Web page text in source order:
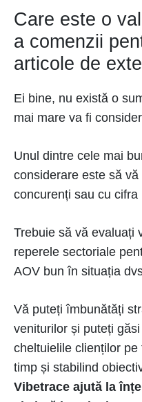
Care este o
a comenzii
articole de
Ei bine, nu există o
mai mare va fi
Unul dintre cele mai
considerare este să
concurenți sau cu
Trebuie să vă evaluați
reperele sectoriale
AOV bun în situația
Vă puteți îmbunătăți
veniturilor și puteți
cheltuielile clienților
timp și stabilind
Vibetrace ajută la